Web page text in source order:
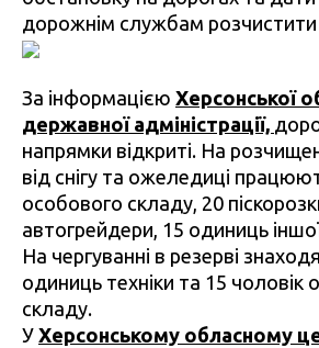
дорожнім службам
За інформацією Херсонської
державної адміністрації,
напрямки відкриті. На
від снігу та ожеледиці
особового складу, 20
автогрейдери, 15 одиниць
На чергуванні в резерві
одиниць техніки та 15 чоловік
складу.
У Херсонському обласному